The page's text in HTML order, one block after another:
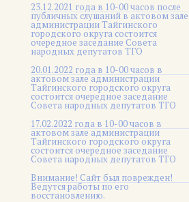
23.12.2021 года в 10-00 часов после
публичных слушаний в актовом зале
администрации Тайгинского
городского округа состоится
очередное заседание Совета
народных депутатов ТГО
20.01.2022 года в 10-00 часов в
актовом зале администрации
Тайгинского городского округа
состоится очередное заседание
Совета народных депутатов ТГО
17.02.2022 года в 10-00 часов в
актовом зале администрации
Тайгинского городского округа
состоится очередное заседание
Совета народных депутатов ТГО
Внимание! Сайт был поврежден!
Ведутся работы по его
восстановлению.